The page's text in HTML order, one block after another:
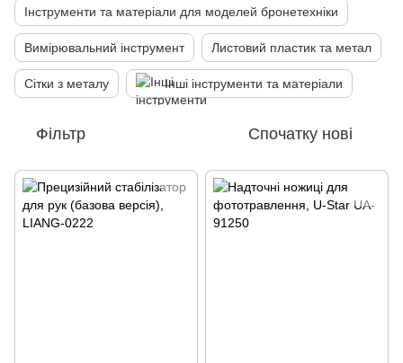
Інструменти та матеріали для моделей бронетехніки
Вимірювальний інструмент Листовий пластик та метал
Сітки з металу Інші інструменти та матеріали
Фільтр Спочатку нові